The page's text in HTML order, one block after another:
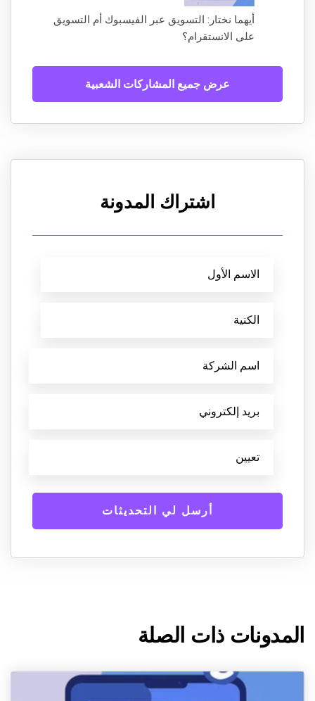
أيهما نختار: التسويق عبر الفيسبوك أم التسويق
على الانستقرام؟
عرض جميع المشاركات الشعبية
اشتراك المدونة
المدونات ذات الصلة